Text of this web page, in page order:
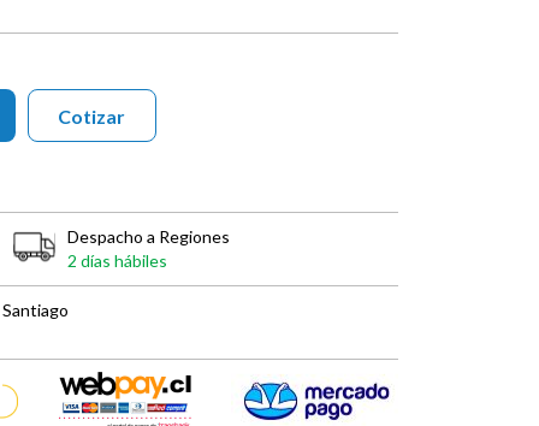
Cotizar
Despacho a Regiones
2 días hábiles